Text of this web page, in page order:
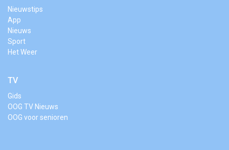
Nieuwstips
App
Nieuws
Sport
Het Weer
TV
Gids
OOG TV Nieuws
OOG voor senioren